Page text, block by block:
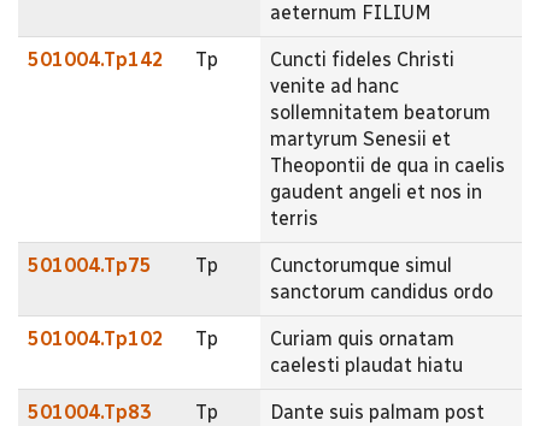
aeternum FILIUM
501004.Tp142 Tp
Cuncti fideles Christi
venite ad hanc
sollemnitatem beatorum
martyrum Senesii et
Theopontii de qua in caelis
gaudent angeli et nos in
terris
501004.Tp75 Tp
Cunctorumque simul
sanctorum candidus ordo
501004.Tp102 Tp
Curiam quis ornatam
caelesti plaudat hiatu
501004.Tp83 Tp
Dante suis palmam post